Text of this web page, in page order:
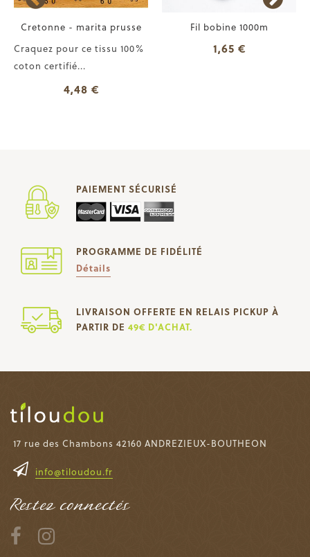
Cretonne - marita prusse
Craquez pour ce tissu 100%
coton certifié...
4,48 €
Fil bobine 1000m
1,65 €
PAIEMENT SÉCURISÉ
PROGRAMME DE FIDÉLITÉ
Détails
LIVRAISON OFFERTE EN RELAIS PICKUP À
PARTIR DE 49€ D'ACHAT.
17 rue des Chambons 42160 ANDREZIEUX-BOUTHEON
info@tiloudou.fr
Restez connectés